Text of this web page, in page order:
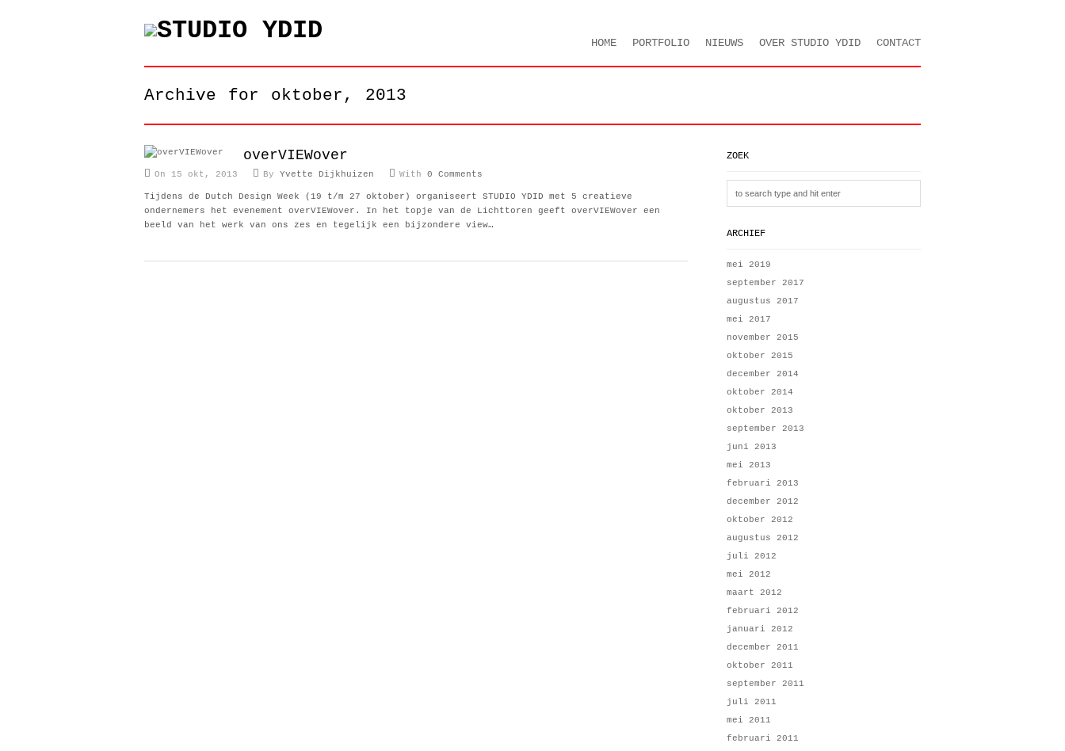
HOME PORTFOLIO NIEUWS OVER STUDIO YDID CONTACT
Archive for oktober, 2013
overVIEWover
On 15 okt, 2013 By Yvette Dijkhuizen With 0 Comments
Tijdens de Dutch Design Week (19 t/m 27 oktober) organiseert STUDIO YDID met 5 creatieve
ondernemers het evenement overVIEWover. In het topje van de Lichttoren geeft overVIEWover een
beeld van het werk van ons zes en tegelijk een bijzondere view…
ZOEK
ARCHIEF
mei 2019
september 2017
augustus 2017
mei 2017
november 2015
oktober 2015
december 2014
oktober 2014
oktober 2013
september 2013
juni 2013
mei 2013
februari 2013
december 2012
oktober 2012
augustus 2012
juli 2012
mei 2012
maart 2012
februari 2012
januari 2012
december 2011
oktober 2011
september 2011
juli 2011
mei 2011
februari 2011